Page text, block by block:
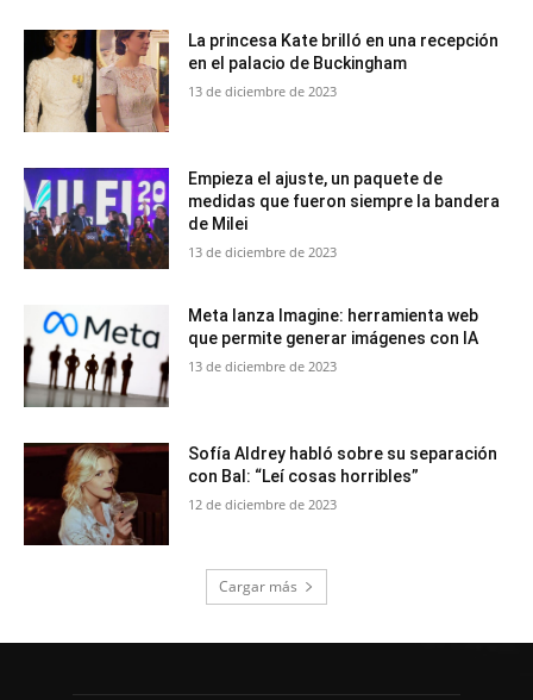
La princesa Kate brilló en una recepción
en el palacio de Buckingham
13 de diciembre de 2023
Empieza el ajuste, un paquete de
medidas que fueron siempre la bandera
de Milei
13 de diciembre de 2023
Meta lanza Imagine: herramienta web
que permite generar imágenes con IA
13 de diciembre de 2023
Sofía Aldrey habló sobre su separación
con Bal: “Leí cosas horribles”
12 de diciembre de 2023
Cargar más